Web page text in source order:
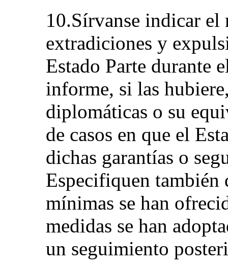
10.Sírvanse indicar el
extradiciones y
Estado Parte durante
informe, si las
diplomáticas o su
de casos en que el
dichas garantías o
Especifiquen también
mínimas se han
medidas se han
un seguimiento